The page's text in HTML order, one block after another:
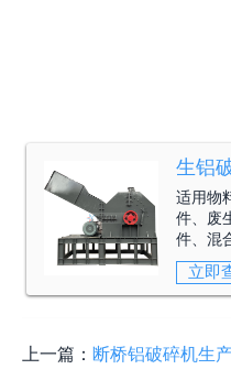
生铝
适用物
件、废
件、混
立即
上一篇： 断桥铝破碎机生